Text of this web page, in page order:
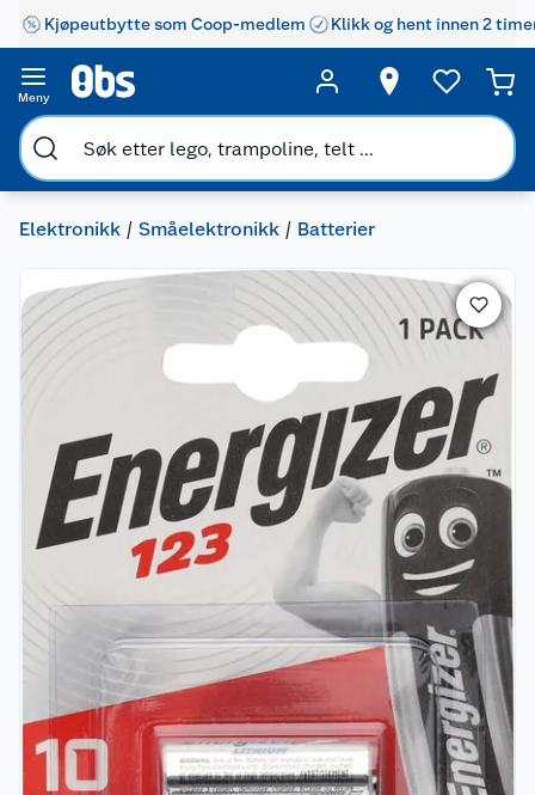
Kjøpeutbytte som Coop-medlem Klikk og hent innen 2
Meny
Elektronikk Småelektronikk Batterier